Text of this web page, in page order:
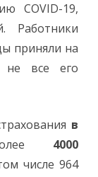
COVID-19,
Работники
приняли на
не все его
в
4000
числе 964